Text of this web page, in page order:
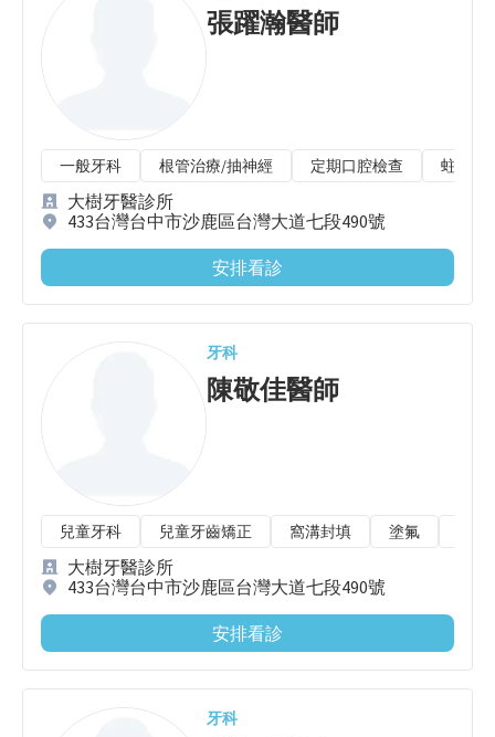
張躍瀚醫師
一般牙科 根管治療/抽神經 定期口腔檢查 蛀牙/
大樹牙醫診所
433台灣台中市沙鹿區台灣大道七段490號
安排看診
牙科
陳敬佳醫師
兒童牙科 兒童牙齒矯正 窩溝封填 塗氟
大樹牙醫診所
433台灣台中市沙鹿區台灣大道七段490號
安排看診
牙科